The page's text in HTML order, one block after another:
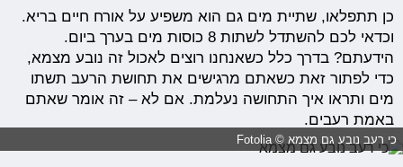
כן תתפלאו, שתיית מים גם הוא משפיע על אורח חיים בריא.
וכדאי לכם להשתדל לשתות 8 כוסות מים בערך ביום.
הידעתם? בדרך כלל כשאנחנו רוצים לאכול זה נובע מצמא,
כדי לפתור זאת כשאתם מרגישים את תחושת הרעב תשתו
מים ותראו איך התחושה נעלמת. אם לא – זה אומר שאתם
באמת רעבים.
כי רעב נובע גם מצמא © Fotolia